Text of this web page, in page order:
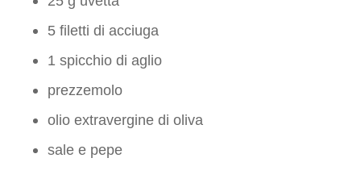
5 filetti di acciuga
1 spicchio di aglio
prezzemolo
olio extravergine di oliva
sale e pepe